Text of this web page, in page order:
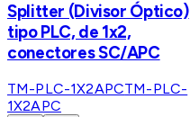
Splitter (Divisor Óptico)
tipo PLC, de 1x2,
conectores SC/APC
TM-PLC-1X2APCTM-PLC-
1X2APC